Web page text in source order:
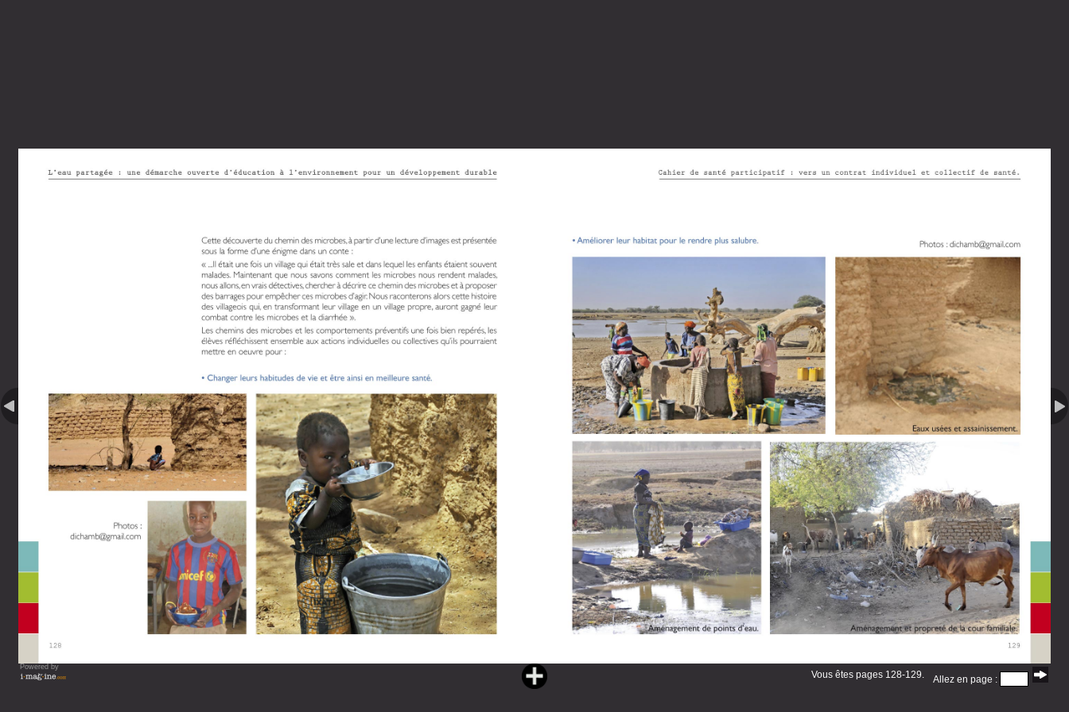
Powered by
Allez en page :
Vous êtes pages 128-129.